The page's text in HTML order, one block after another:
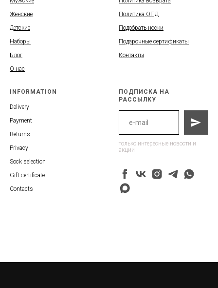
Женские
Детские
Наборы
Блог
О нас
Политика ОПД
Подобрать носки
Подарочные сертификаты
Контакты
INFORMATION
Delivery
Payment
Returns
Privacy
Sock selection
Gift certificate
Contacts
ПОДПИСКА НА
РАССЫЛКУ
только интересные новости и
акции